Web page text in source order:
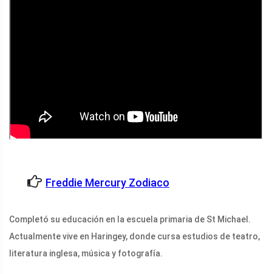
Freddie Mercury Zodiaco
Completó su educación en la escuela primaria de St Michael.
Actualmente vive en Haringey, donde cursa estudios de teatro,
literatura inglesa, música y fotografía.